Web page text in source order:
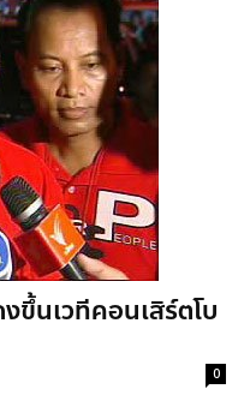
ขึ้นเวทีคอนเสิร์ตโบ
0